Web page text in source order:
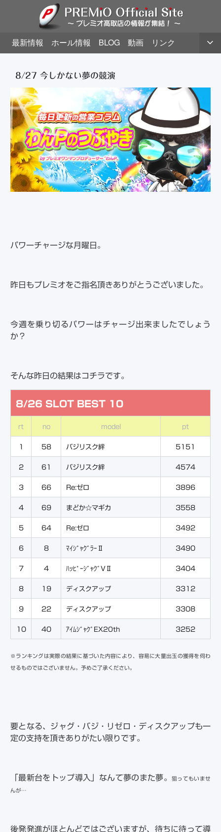
最新情報 ホール情報 BLOG 動画 リンク
8/27 今しかない夢の競演
パワーチャージな月曜日。
昨日もプレミオをご指名頂きありがとうございました。
今週を乗り切るパワーはチャージ出来ましたでしょう
か？
そんな昨日の結果はコチラです。
8/26 SLOT BEST 10
rt no model pt
1 58 バジリスク絆 5151
2 61 バジリスク絆 4574
3 66 Re:ゼロ 3896
4 69 まどか☆マギカ 3558
5 64 Re:ゼロ 3492
6 8 ﾏｲｼﾞｬｸﾞﾗｰⅡ 3490
7 4 ﾊｯﾋﾟｰｼﾞｬｸﾞVⅡ 3404
8 19 ディスクアップ 3312
9 22 ディスクアップ 3308
10 40 ｱｲﾑｼﾞｬｸﾞEX20th 3252
※ランキングは実際の結果に基づいた内容により、容易に大量出玉の獲得を伺わ
せるものではございません。予めご了承ください。
要となる、ジャグ・バジ・リゼロ・ディスクアップも一
定の支持を頂きありがたい限りです。
「最新台をトップ導入」なんて夢のまた夢。 狙ってもいませ
んが…
後発発進がほとんどではございますが、待ちに待って導